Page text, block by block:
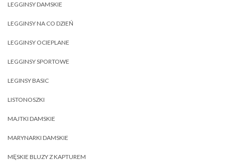
LEGGINSY DAMSKIE
LEGGINSY NA CO DZIEŃ
LEGGINSY OCIEPLANE
LEGGINSY SPORTOWE
LEGINSY BASIC
LISTONOSZKI
MAJTKI DAMSKIE
MARYNARKI DAMSKIE
MĘSKIE BLUZY Z KAPTUREM